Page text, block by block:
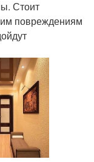
Стоит
повреждениям